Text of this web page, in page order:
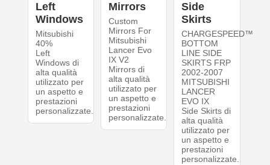
Left
Windows
Mitsubishi
40%
Left
Windows di
alta qualità
utilizzato per
un aspetto e
prestazioni
personalizzate.
Mirrors
Custom
Mirrors For
Mitsubishi
Lancer Evo
IX V2
Mirrors di
alta qualità
utilizzato per
un aspetto e
prestazioni
personalizzate.
Side
Skirts
CHARGESPEED™
BOTTOM
LINE SIDE
SKIRTS FRP
2002-2007
MITSUBISHI
LANCER
EVO IX
Side Skirts di
alta qualità
utilizzato per
un aspetto e
prestazioni
personalizzate.